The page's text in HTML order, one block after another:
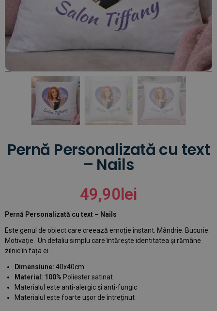
Pernă Personalizată cu text
– Nails
49,90lei
Pernă Personalizată cu text – Nails
Este genul de obiect care creează emoție instant. Mândrie. Bucurie.
Motivație. Un detaliu simplu care întărește identitatea și rămâne
zilnic în fața ei.
Dimensiune: 40x40cm
Material: 100% Poliester satinat
Materialul este anti-alergic și anti-fungic
Materialul este foarte ușor de întreținut